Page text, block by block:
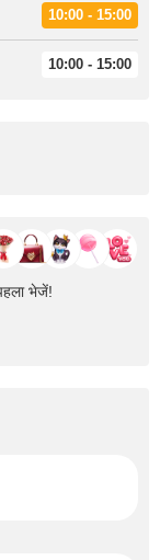
10:00 - 15:00
10:00 - 15:00
भेजें!